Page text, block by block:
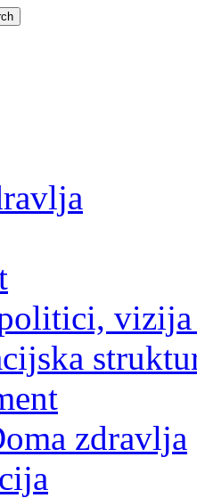
zdravlja